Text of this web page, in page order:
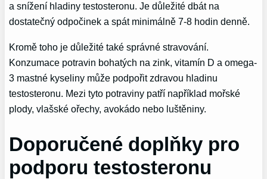
a snížení hladiny testosteronu. Je důležité dbát na
dostatečný odpočinek a spát minimálně 7-8 hodin denně.
Kromě toho je důležité také správné stravování.
Konzumace potravin bohatých na zink, vitamín D a omega-
3 mastné kyseliny může podpořit zdravou hladinu
testosteronu. Mezi tyto potraviny patří například mořské
plody, vlašské ořechy, avokádo nebo luštěniny.
Doporučené doplňky pro
podporu testosteronu